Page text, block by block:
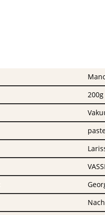
200g